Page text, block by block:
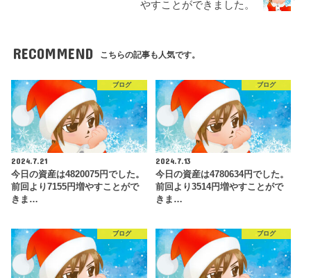
やすことができました。
RECOMMEND こちらの記事も人気です。
ブログ
2024.7.21
今日の資産は4820075円でした。
前回より7155円増やすことがで
きま…
ブログ
2024.7.13
今日の資産は4780634円でした。
前回より3514円増やすことがで
きま…
ブログ ブログ